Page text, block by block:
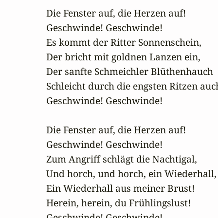
Die Fenster auf, die Herzen auf!
Geschwinde! Geschwinde!
Es kommt der Ritter Sonnenschein,
Der bricht mit goldnen Lanzen ein,
Der sanfte Schmeichler Blüthenhauch
Schleicht durch die engsten Ritzen
Geschwinde! Geschwinde!
Die Fenster auf, die Herzen auf!
Geschwinde! Geschwinde!
Zum Angriff schlägt die Nachtigal,
Und horch, und horch, ein Wiederhall,
Ein Wiederhall aus meiner Brust!
Herein, herein, du Frühlingslust!